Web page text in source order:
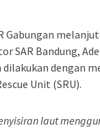
Gabungan
SAR Bandung,
dengan
Unit (SRU).
laut